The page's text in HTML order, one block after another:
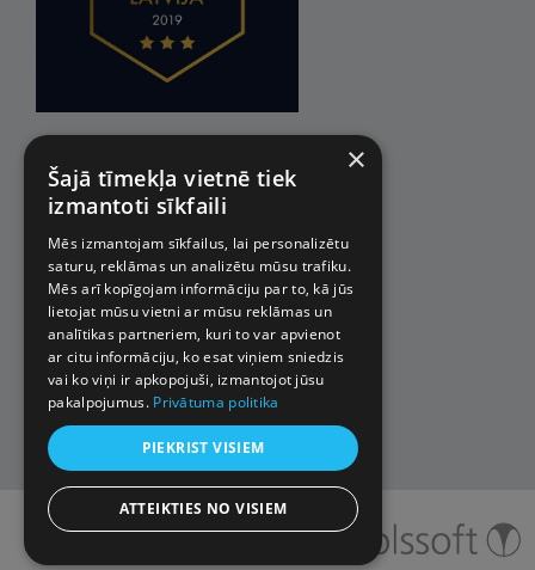
© 2026 Impro ceļojumi. Visas
tiesības aizsargātas.
×
Šajā tīmekļa vietnē tiek
izmantoti sīkfaili
Mēs izmantojam sīkfailus, lai personalizētu
saturu, reklāmas un analizētu mūsu trafiku.
Mēs arī kopīgojam informāciju par to, kā jūs
lietojat mūsu vietni ar mūsu reklāmas un
analītikas partneriem, kuri to var apvienot
ar citu informāciju, ko esat viņiem sniedzis
vai ko viņi ir apkopojuši, izmantojot jūsu
pakalpojumus. Privātuma politika
PIEKRIST VISIEM
ATTEIKTIES NO VISIEM